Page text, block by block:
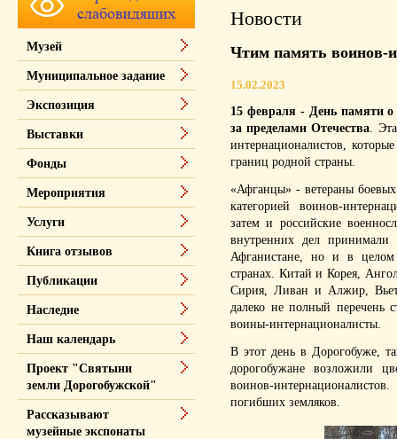
Новости
Чтим память воинов-
15.02.2023
15 февраля - День памяти
за пределами Отечества .
интернационалистов,
границ родной страны.
«Афганцы» - ветераны
категорией воинов-
затем и российские
внутренних дел принимали
Афганистане, но и в
странах. Китай и Корея,
Сирия, Ливан и Алжир,
далеко не полный перечень
воины-интернационалисты.
В этот день в Дорогобуже,
дорогобужане возложили
воинов-
погибших земляков.
Музей
Муниципальное задание
Экспозиция
Выставки
Фонды
Мероприятия
Услуги
Книга отзывов
Публикации
Наследие
Наш календарь
Проект "Святыни
земли Дорогобужской"
Рассказывают
музейные экспонаты